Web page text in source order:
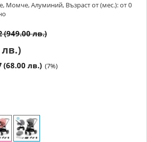
Момче, Алуминий, Възраст от (мес.): от 0
(949.00 лв.)
лв.)
(68.00 лв.) (7%)